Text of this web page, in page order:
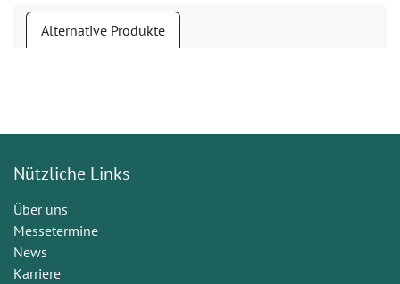
Alternative Produkte
Nützliche Links
Über uns
Messetermine
News
Karriere